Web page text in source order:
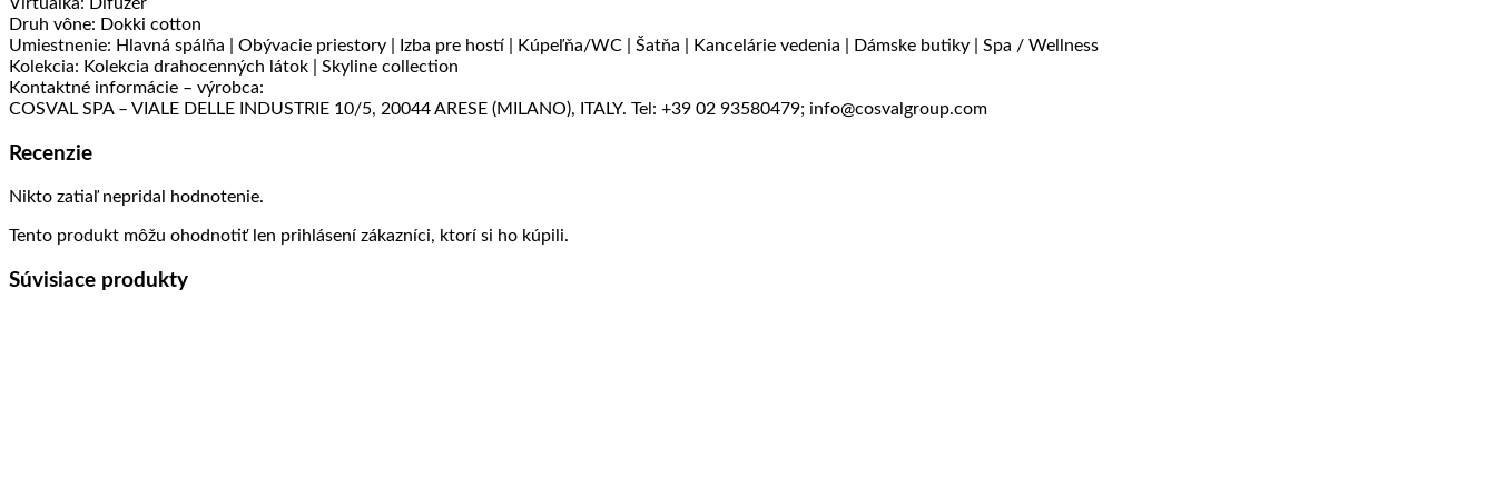
Druh vône: Dokki cotton
Umiestnenie: Hlavná spálňa | Obývacie priestory | Izba pre hostí | Kúpeľňa/WC | Šatňa | Kancelárie vedenia | Dámske butiky | Spa / Wellness
Kolekcia: Kolekcia drahocenných látok | Skyline collection
Kontaktné informácie – výrobca:
COSVAL SPA – VIALE DELLE INDUSTRIE 10/5, 20044 ARESE (MILANO), ITALY. Tel: +39 02 93580479; info@cosvalgroup.com
Recenzie
Nikto zatiaľ nepridal hodnotenie.
Tento produkt môžu ohodnotiť len prihlásení zákazníci, ktorí si ho kúpili.
Súvisiace produkty